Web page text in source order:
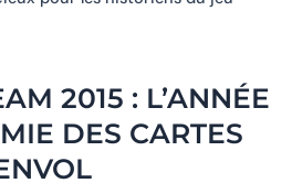
2015 : L’ANNÉE
DES CARTES